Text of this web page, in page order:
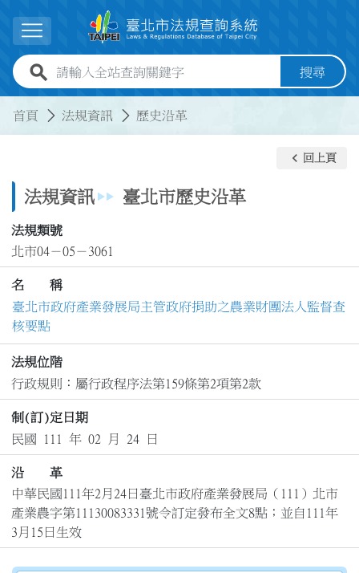
展開選單
全站查詢關鍵字欄位 搜尋
首頁 法規資訊 歷史沿革
法規資訊 臺北市歷史沿革
keyboard_arrow_left 回上頁
法規類號
北市04－05－3061
名 稱
臺北市政府產業發展局主管政府捐助之農業財團法人監督查
核要點
法規位階
行政規則：屬行政程序法第159條第2項第2款
制(訂)定日期
民國 111 年 02 月 24 日
沿 革
中華民國111年2月24日臺北市政府產業發展局（111）北市
產業農字第11130083331號令訂定發布全文8點；並自111年
3月15日生效